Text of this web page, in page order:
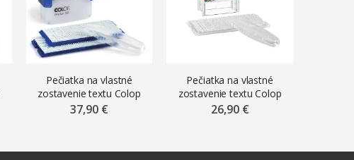
Pečiatka na vlastné
zostavenie textu Colop
Printer 30/2 Set, 47 x 18
37,90 €
Pečiatka na vlastné
zostavenie textu Colop
Printer 20/1 Set, 38 x 14
26,90 €